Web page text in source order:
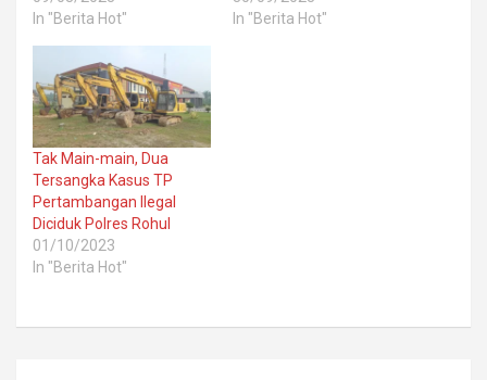
In "Berita Hot"
In "Berita Hot"
Tak Main-main, Dua
Tersangka Kasus TP
Pertambangan Ilegal
Diciduk Polres Rohul
01/10/2023
In "Berita Hot"